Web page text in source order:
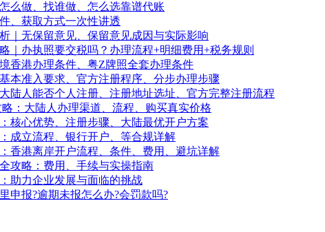
么做、找谁做、怎么选靠谱代账
、获取方式一次性讲透
｜无保留意见、保留意见成因与实际影响
｜办执照要交税吗？办理流程+明细费用+税务规则
香港办理条件、粤Z牌照全套办理条件
本准入要求、官方注册程序、分步办理步骤
陆人能否个人注册、注册地址选址、官方完整注册流程
：大陆人办理渠道、流程、购买真实价格
核心优势、注册步骤、大陆最优开户方案
成立流程、银行开户、等合规详解
香港离岸开户流程、条件、费用、避坑详解
攻略：费用、手续与实操指南
助力企业发展与面临的挑战
申报?逾期未报怎么办?会罚款吗?